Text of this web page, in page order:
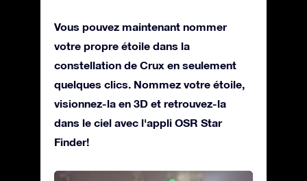
Vous pouvez maintenant nommer
votre propre étoile dans la
constellation de Crux en seulement
quelques clics. Nommez votre étoile,
visionnez-la en 3D et retrouvez-la
dans le ciel avec l'appli OSR Star
Finder!